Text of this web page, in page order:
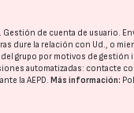
de cuenta de usuario.
dure la relación con Ud., o
grupo por motivos de gestión
automatizadas: contacte
laAEPD. Más información: